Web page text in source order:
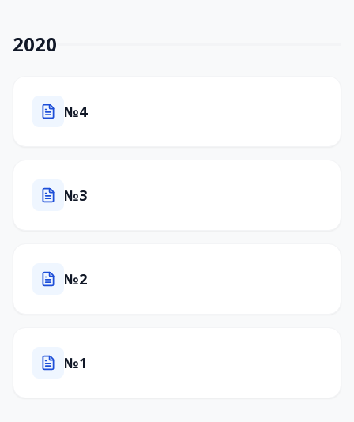
2020
№4
№3
№2
№1